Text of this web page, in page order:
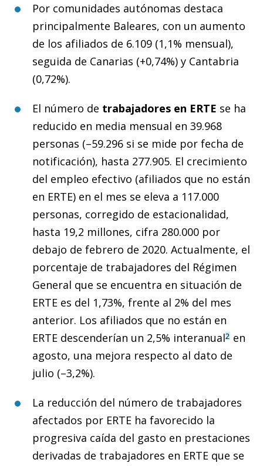
Por comunidades autónomas destaca
principalmente Baleares, con un aumento
de los afiliados de 6.109 (1,1% mensual),
seguida de Canarias (+0,74%) y Cantabria
(0,72%).
El número de trabajadores en ERTE se ha
reducido en media mensual en 39.968
personas (–59.296 si se mide por fecha de
notificación), hasta 277.905. El crecimiento
del empleo efectivo (afiliados que no están
en ERTE) en el mes se eleva a 117.000
personas, corregido de estacionalidad,
hasta 19,2 millones, cifra 280.000 por
debajo de febrero de 2020. Actualmente, el
porcentaje de trabajadores del Régimen
General que se encuentra en situación de
ERTE es del 1,73%, frente al 2% del mes
anterior. Los afiliados que no están en
ERTE descenderían un 2,5% interanual2 en
agosto, una mejora respecto al dato de
julio (–3,2%).
La reducción del número de trabajadores
afectados por ERTE ha favorecido la
progresiva caída del gasto en prestaciones
derivadas de trabajadores en ERTE que se